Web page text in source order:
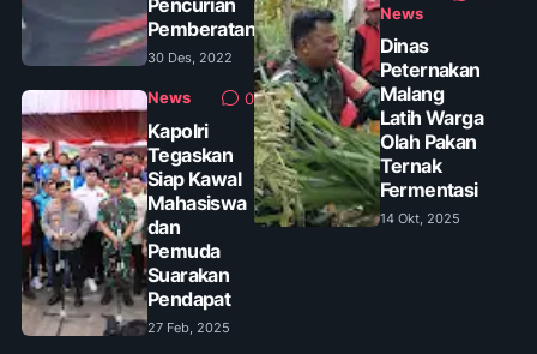
Pemberatan
30 Des, 2022
News 0
Kapolri
Tegaskan
Siap Kawal
Mahasiswa
dan
Pemuda
Suarakan
Pendapat
27 Feb, 2025
News
Dinas
Peternakan
Malang
Latih Warga
Olah Pakan
Ternak
Fermentasi
14 Okt, 2025